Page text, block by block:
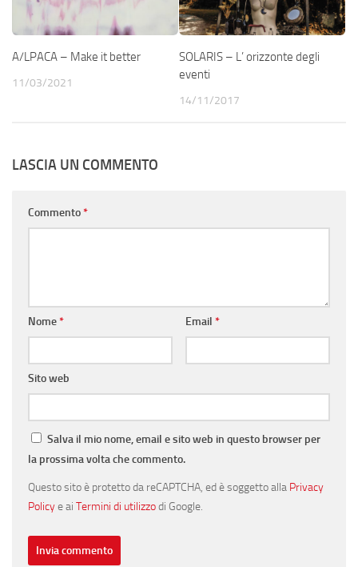
A/LPACA – Make it better
11/03/2021
SOLARIS – L’ orizzonte degli
eventi
14/11/2017
LASCIA UN COMMENTO
Commento*
Nome* Email *
Sito web
Salva il mio nome, email e sito web in questo browser per
la prossima volta che commento.
Questo sito è protetto da reCAPTCHA, ed è soggetto alla Privacy
Policye ai Termini di utilizzodi Google.